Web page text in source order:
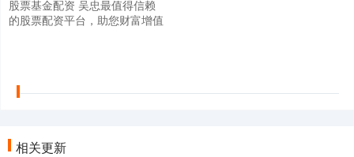
股票基金配资 吴忠最值得信赖
的股票配资平台，助您财富增值
相关更新